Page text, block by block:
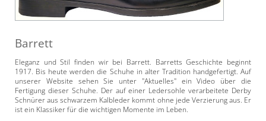
Barrett
Eleganz und Stil finden wir bei Barrett. Barretts Geschichte beginnt
1917. Bis heute werden die Schuhe in alter Tradition handgefertigt. Auf
unserer Website sehen Sie unter "Aktuelles" ein Video über die
Fertigung dieser Schuhe. Der auf einer Ledersohle verarbeitete Derby
Schnürer aus schwarzem Kalbleder kommt ohne jede Verzierung aus. Er
ist ein Klassiker für die wichtigen Momente im Leben.